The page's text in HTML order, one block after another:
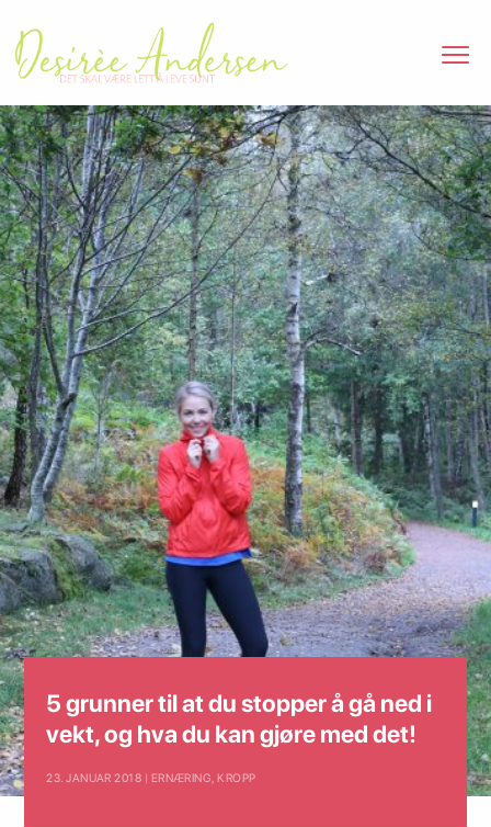
5 grunner til at du stopper å gå ned i
vekt, og hva du kan gjøre med det!
23. JANUAR 2018 | ERNÆRING, KROPP